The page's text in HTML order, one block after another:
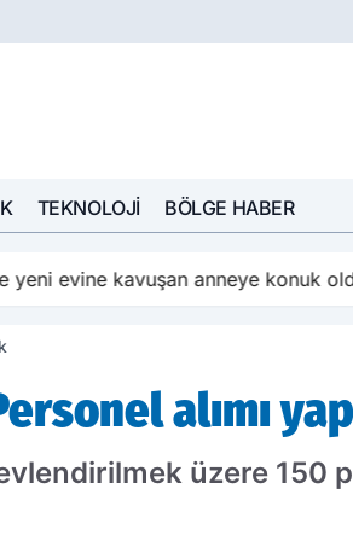
TEKNOLOJI BÖLGE HABER
yeni evine kavuşan anneye konuk
alımı
üzere 150